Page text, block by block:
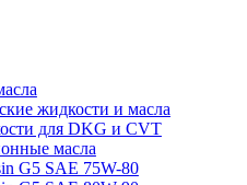
жидкости и масла
для DKG и CVT
масла
G5 SAE 75W-80